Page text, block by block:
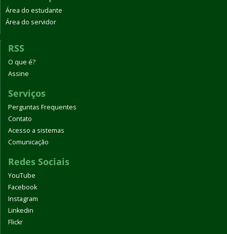
Área do estudante
Área do servidor
RSS
O que é?
Assine
Serviços
Perguntas Frequentes
Contato
Acesso a sistemas
Comunicação
Redes Sociais
YouTube
Facebook
Instagram
Linkedin
Flickr